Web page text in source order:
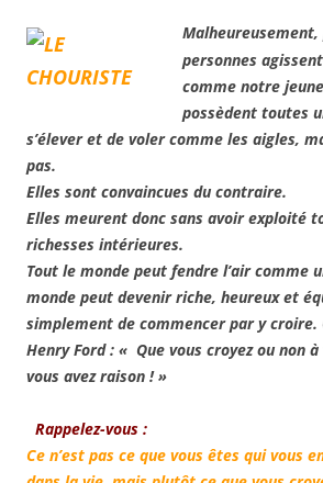
Malheureusement,
personnes
comme notre
possèdent toutes
s’élever et de voler comme les aigles,
pas.
Elles sont convaincues du contraire.
Elles meurent donc sans avoir exploité
richesses intérieures.
Tout le monde peut fendre l’air comme
monde peut devenir riche, heureux et
simplement de commencer par y
Henry Ford : « Que vous croyez ou non
vous avez raison ! »
Rappelez-vous :
Ce n’est pas ce que vous êtes qui vous